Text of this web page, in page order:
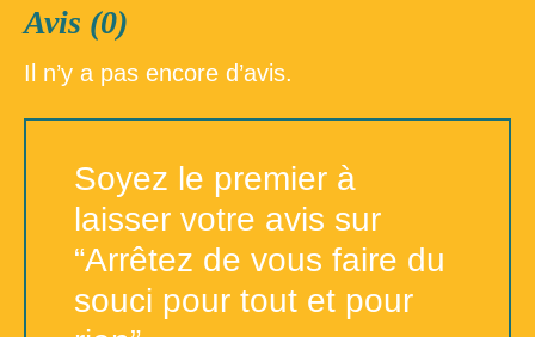
rien
Avis (0)
Il n’y a pas encore d’avis.
Soyez le premier à
laisser votre avis sur
“Arrêtez de vous faire du
souci pour tout et pour